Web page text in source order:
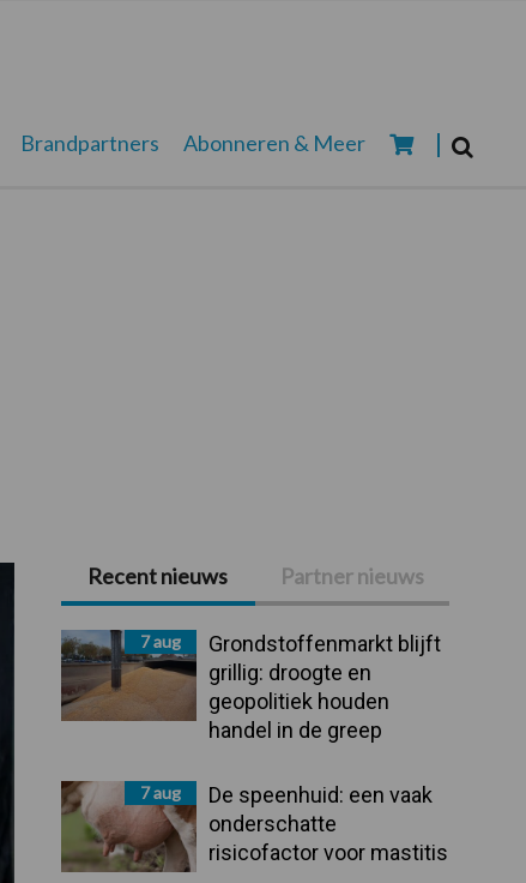
Brandpartners Abonneren & Meer
Primaire
Sidebar
Recent nieuws Partner nieuws
7 aug
Grondstoffenmarkt blijft
grillig: droogte en
geopolitiek houden
handel in de greep
7 aug
De speenhuid: een vaak
onderschatte
risicofactor voor mastitis